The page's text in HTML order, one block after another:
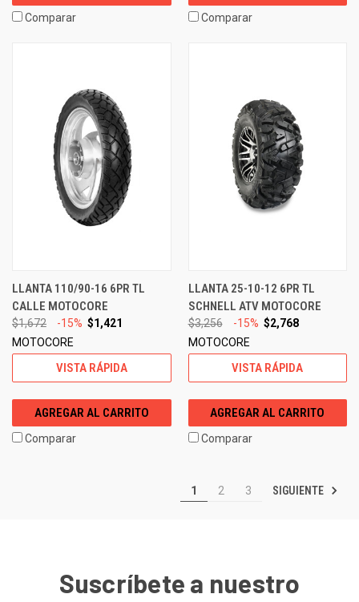
Comparar Comparar
LLANTA 110/90-16 6PR TL
CALLE MOTOCORE
$1,672 -15% $1,421
MOTOCORE
VISTA RÁPIDA
AGREGAR AL CARRITO
Comparar
LLANTA 25-10-12 6PR TL
SCHNELL ATV MOTOCORE
$3,256 -15% $2,768
MOTOCORE
VISTA RÁPIDA
AGREGAR AL CARRITO
Comparar
1 2 3 SIGUIENTE
Suscríbete a nuestro